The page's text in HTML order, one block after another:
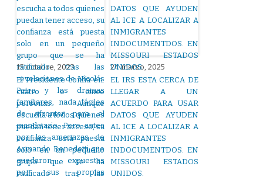
15 octubre, 2023
El Presidente confía en.
cuatro o cinco
personas. Aunque
escucha a todos quienes
puedan tener acceso, su
confianza está puesta
solo en un pequeño
grupo que se ha
ratificado tras las
24 marzo, 2025
EL IRS ESTA CERCA DE
LLEGAR A UN
ACUERDO PARA USAR
DATOS QUE AYUDEN
AL ICE A LOCALIZAR A
INMIGRANTES
INDOCUMENTDOS. EN
MISSOURI ESTADOS
UNIDOS.